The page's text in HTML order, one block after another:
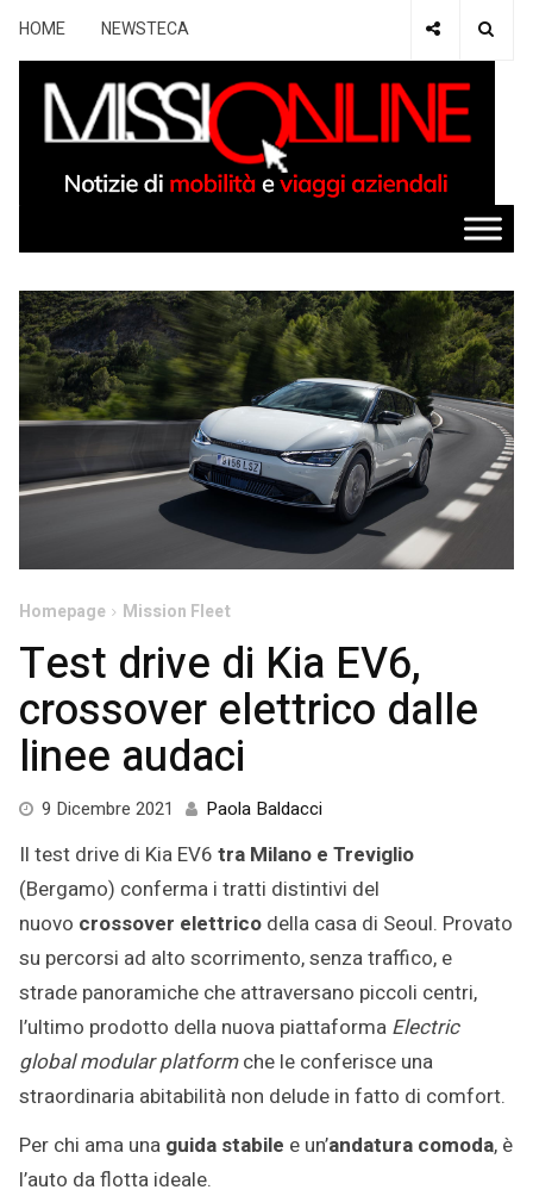
HOME NEWSTECA
Homepage Mission Fleet
Test drive di Kia EV6,
crossover elettrico dalle
linee audaci
9 Dicembre 2021 20
2021
Paola Baldacci
Il test drive di Kia EV6 tra Milano e Treviglio
(Bergamo) conferma i tratti distintivi del
nuovo crossover elettrico della casa di Seoul. Provato
su percorsi ad alto scorrimento, senza traffico, e
strade panoramiche che attraversano piccoli centri,
l’ultimo prodotto della nuova piattaforma Electric
global modular platformche le conferisce una
straordinaria abitabilità non delude in fatto di comfort.
Per chi ama una guida stabile e un’andatura comoda, è
l’auto da flotta ideale.